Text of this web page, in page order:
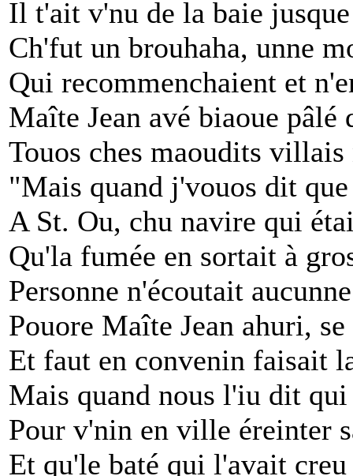
Il t'ait v'nu de la baie
Ch'fut un brouhaha, unne
Qui recommenchaient et
Maîte Jean avé biaoue pâlé
Touos ches maoudits
"Mais quand j'vouos dit
A St. Ou, chu navire qui
Qu'la fumée en sortait à
Personne n'écoutait
Pouore Maîte Jean ahuri,
Et faut en convenin faisait
Mais quand nous l'iu dit
Pour v'nin en ville éreinter
Et qu'le baté qui l'avait creu